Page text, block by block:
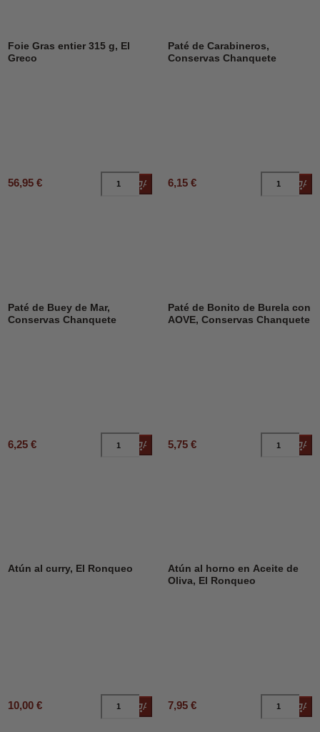
Foie Gras entier 315 g, El
Greco
56,95 € Añadir al carrito
Paté de Carabineros,
Conservas Chanquete
6,15 €
Paté de Buey de Mar,
Conservas Chanquete
6,25 € Añadir al carrito
Paté de Bonito de Burela con
AOVE, Conservas Chanquete
5,75 €
Atún al curry, El Ronqueo
10,00 € Añadir al carrito
Atún al horno en Aceite de
Oliva, El Ronqueo
7,95 €